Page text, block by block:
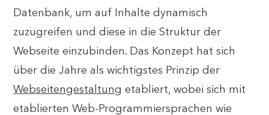
Datenbank, um auf Inhalte dynamisch
zuzugreifen und diese in die Struktur der
Webseite einzubinden. Das Konzept hat sich
über die Jahre als wichtigstes Prinzip der
Webseitengestaltung etabliert, wobei sich mit
etablierten Web-Programmiersprachen wie